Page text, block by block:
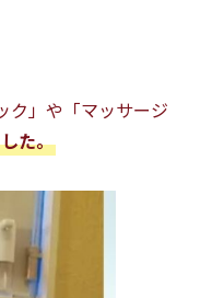
ク」や「マッサージ
た。